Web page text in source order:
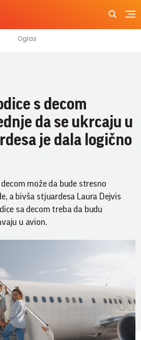
s decom
da se ukrcaju u
je dala logično
može da bude stresno
a bivša stjuardesa Laura Dejvis
sa decom treba da budu
u avion.